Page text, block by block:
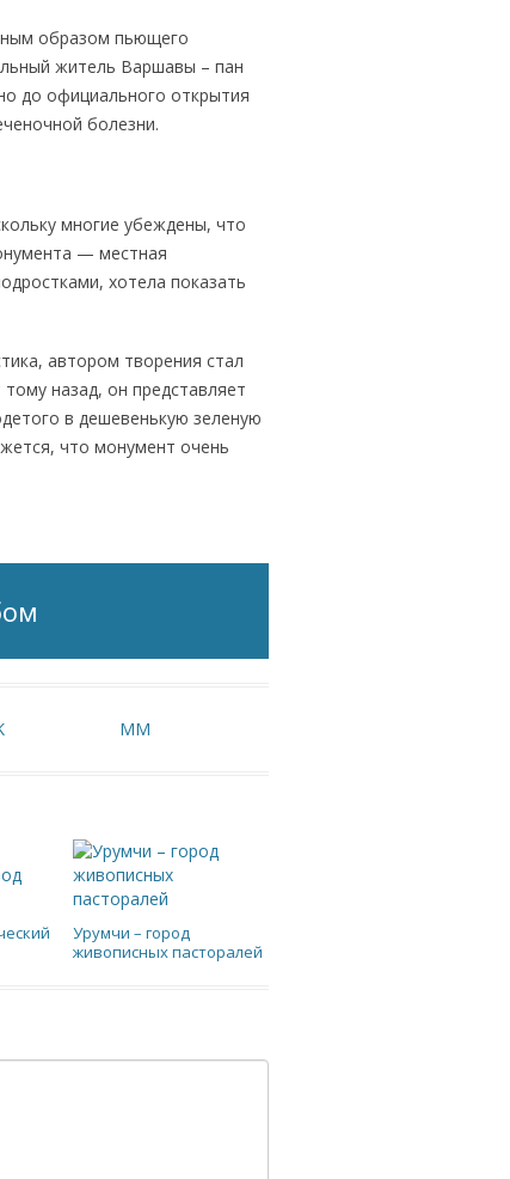
образом пьющего
житель Варшавы – пан
до официального открытия
болезни.
многие убеждены, что
— местная
хотела показать
автором творения стал
назад, он представляет
в дешевенькую зеленую
что монумент очень
MM
Урумчи – город
живописных пасторалей